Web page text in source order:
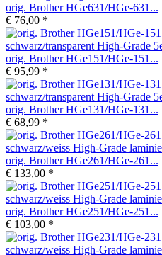
orig. Brother HGe631/HGe-631...
€ 76,00 *
orig. Brother HGe151/HGe-151...
€ 95,99 *
orig. Brother HGe131/HGe-131...
€ 68,99 *
orig. Brother HGe261/HGe-261...
€ 133,00 *
orig. Brother HGe251/HGe-251...
€ 103,00 *